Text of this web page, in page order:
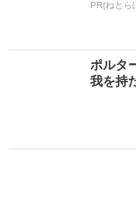
PR(ねとら
ポルタ
我を持